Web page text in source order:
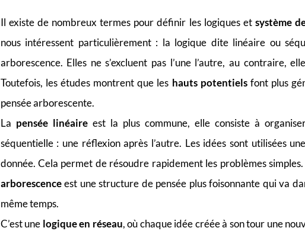
Il existe de nombreux termes pour définir les logiques et système
nous intéressent particulièrement : la logique dite linéaire ou
arborescence. Elles ne s’excluent pas l’une l’autre, au contraire,
Toutefois, les études montrent que les hauts potentielsfont plus
pensée arborescente.
La pensée linéaireest la plus commune, elle consiste à
séquentielle : une réflexion après l’autre. Les idées sont utilisées
donnée. Cela permet de résoudre rapidement les problèmes simples.
arborescenceest une structure de pensée plus foisonnante qui va
même temps.
C’est une logique en réseau, où chaque idée créée à son tour une